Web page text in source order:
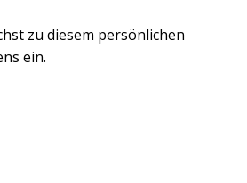
zu diesem persönlichen
ein.